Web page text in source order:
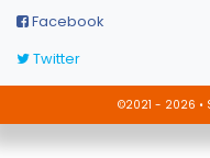
Facebook
Twitter
©2021 - 2026 •